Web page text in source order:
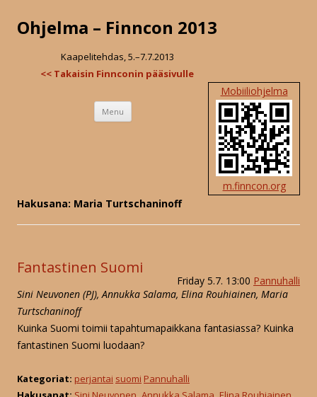
Ohjelma – Finncon 2013
Kaapelitehdas, 5.–7.7.2013
<< Takaisin Finnconin pääsivulle
Mobiiliohjelma
m.finncon.org
Menu Skip
content
Hakusana: Maria Turtschaninoff
Fantastinen Suomi
Friday 5.7. 13:00 Pannuhalli
Sini Neuvonen (PJ), Annukka Salama, Elina Rouhiainen, Maria
Turtschaninoff
Kuinka Suomi toimii tapahtumapaikkana fantasiassa? Kuinka
fantastinen Suomi luodaan?
Kategoriat: perjantai suomi Pannuhalli